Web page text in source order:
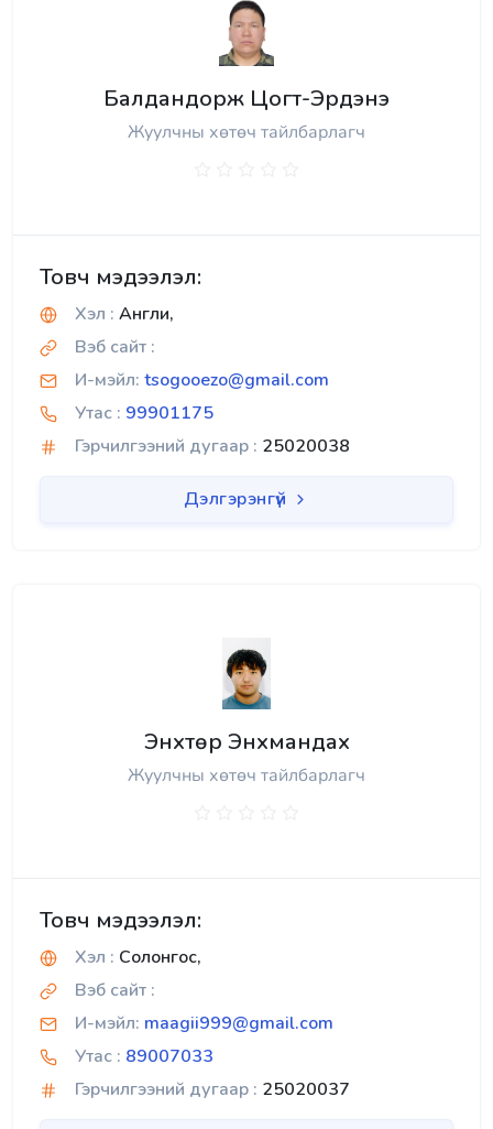
Балдандорж Цогт-Эрдэнэ
Жуулчны хөтөч тайлбарлагч
Товч мэдээлэл:
Хэл : Англи,
Вэб сайт :
И-мэйл: tsogooezo@gmail.com
Утас : 99901175
Гэрчилгээний дугаар : 25020038
Дэлгэрэнгүй
Энхтөр Энхмандах
Жуулчны хөтөч тайлбарлагч
Товч мэдээлэл:
Хэл : Солонгос,
Вэб сайт :
И-мэйл: maagii999@gmail.com
Утас : 89007033
Гэрчилгээний дугаар : 25020037